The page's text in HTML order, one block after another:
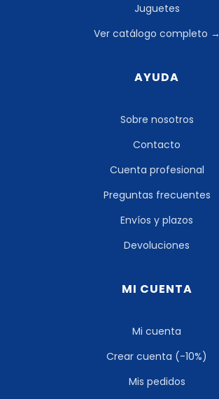
Juguetes
Ver catálogo completo →
AYUDA
Sobre nosotros
Contacto
Cuenta profesional
Preguntas frecuentes
Envíos y plazos
Devoluciones
MI CUENTA
Mi cuenta
Crear cuenta (-10%)
Mis pedidos